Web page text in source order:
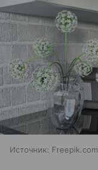
Источник: Freepik.com